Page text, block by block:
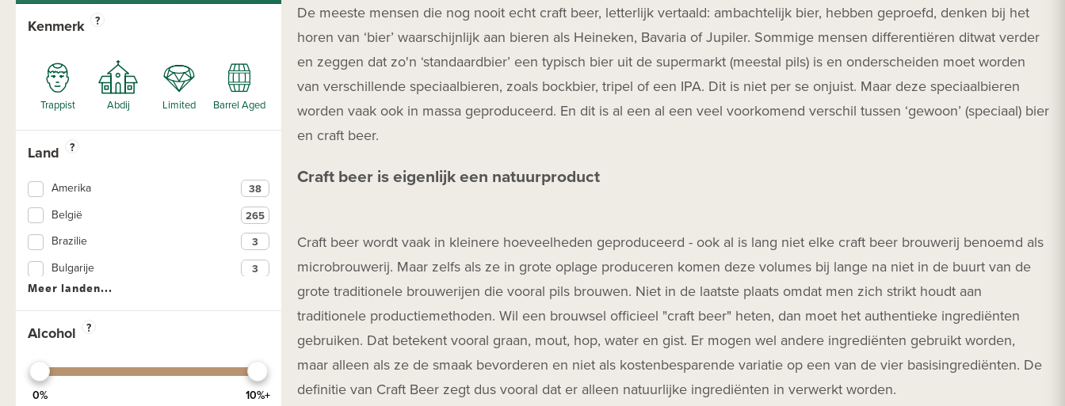
Barley Wine
Quadrupel
Winterbier
Grote Flessen
Bier in blik
Bijzonder
Black IPA
DIPA
Dubbel
Kenmerk ?
Land ?
Amerika
België
Brazilie
Bulgarije
Denemarken
Duitsland
Estland
Meer landen...
Alcohol ?
0% 10%+
De meeste mensen die nog nooit echt craft beer, letterlijk vertaald: ambachtelijk bier, hebben geproefd, denken bij het
horen van ‘bier’ waarschijnlijk aan bieren als Heineken, Bavaria of Jupiler. Sommige mensen differentiëren ditwat verder
en zeggen dat zo'n ‘standaardbier’ een typisch bier uit de supermarkt (meestal pils) is en onderscheiden moet worden
van verschillende speciaalbieren, zoals bockbier, tripel of een IPA. Dit is niet per se onjuist. Maar deze speciaalbieren
worden vaak ook in massa geproduceerd. En dit is al een al een veel voorkomend verschil tussen ‘gewoon’ (speciaal) bier
en craft beer.
Craft beer is eigenlijk een natuurproduct
Craft beer wordt vaak in kleinere hoeveelheden geproduceerd - ook al is lang niet elke craft beer brouwerij benoemd als
microbrouwerij. Maar zelfs als ze in grote oplage produceren komen deze volumes bij lange na niet in de buurt van de
grote traditionele brouwerijen die vooral pils brouwen. Niet in de laatste plaats omdat men zich strikt houdt aan
traditionele productiemethoden. Wil een brouwsel officieel "craft beer" heten, dan moet het authentieke ingrediënten
gebruiken. Dat betekent vooral graan, mout, hop, water en gist. Er mogen wel andere ingrediënten gebruikt worden,
maar alleen als ze de smaak bevorderen en niet als kostenbesparende variatie op een van de vier basisingrediënten. De
definitie van Craft Beer zegt dus vooral dat er alleen natuurlijke ingrediënten in verwerkt worden.